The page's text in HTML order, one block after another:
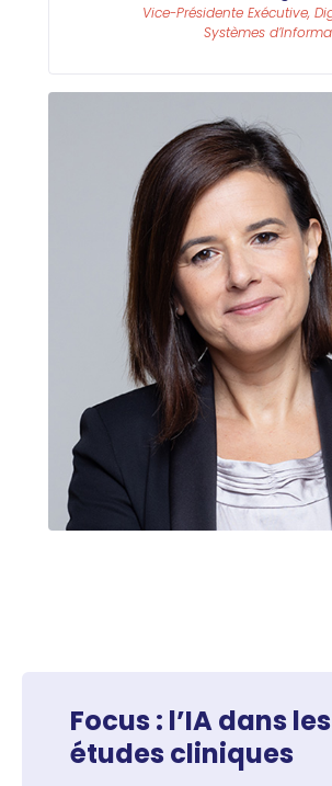
Vice-Présidente Exécutive,
Systèmes
Focus : l’IA dans les
études cliniques